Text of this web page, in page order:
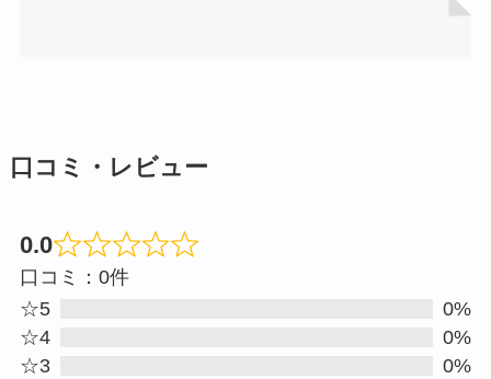
口コミ・レビュー
0.0
Rated
口コミ：0件
☆5
0%
☆4
0%
☆3
0%